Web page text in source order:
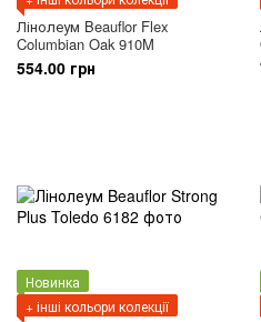
Лінолеум Beauflor Flex
Columbian Oak 910M
554.00 грн
Новинка
+ інші кольори колекції